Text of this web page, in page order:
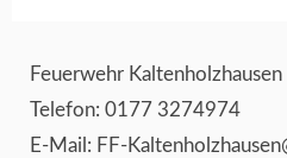
Feuerwehr Kaltenholzhausen
Telefon: 0177 3274974
E-Mail: FF-